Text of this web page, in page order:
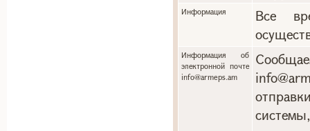
Информация
Все
Информация об
электронной почте
info@armeps.am